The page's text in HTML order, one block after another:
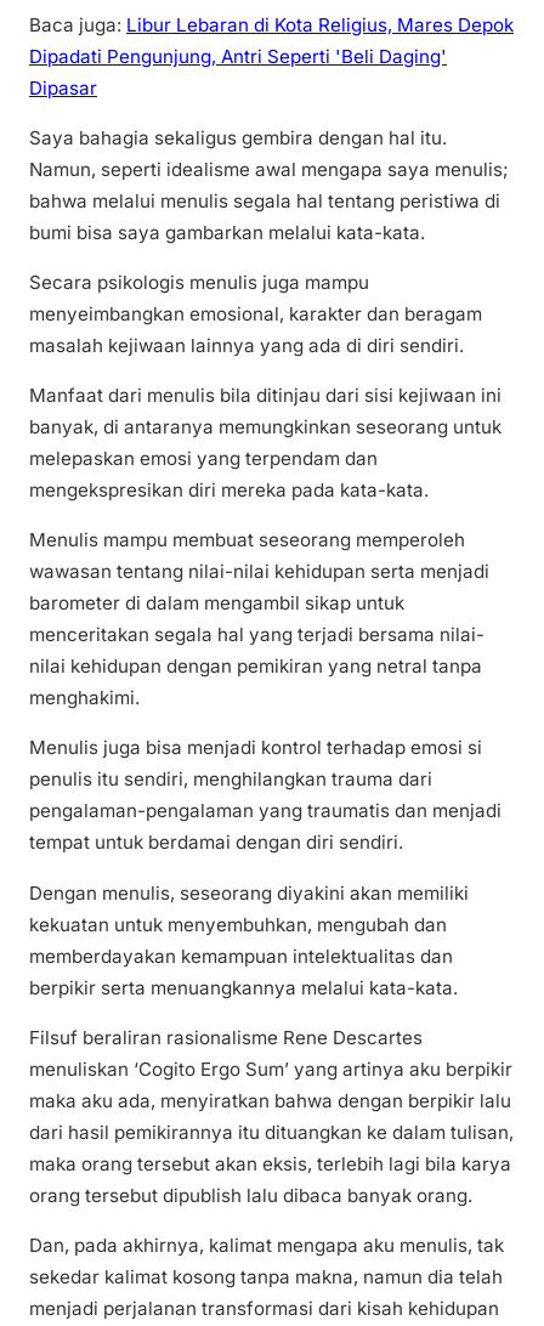
Baca juga: Libur Lebaran di Kota Religius, Mares Depok
Dipadati Pengunjung, Antri Seperti 'Beli Daging'
Dipasar
Saya bahagia sekaligus gembira dengan hal itu.
Namun, seperti idealisme awal mengapa saya menulis;
bahwa melalui menulis segala hal tentang peristiwa di
bumi bisa saya gambarkan melalui kata-kata.
Secara psikologis menulis juga mampu
menyeimbangkan emosional, karakter dan beragam
masalah kejiwaan lainnya yang ada di diri sendiri.
Manfaat dari menulis bila ditinjau dari sisi kejiwaan ini
banyak, di antaranya memungkinkan seseorang untuk
melepaskan emosi yang terpendam dan
mengekspresikan diri mereka pada kata-kata.
Menulis mampu membuat seseorang memperoleh
wawasan tentang nilai-nilai kehidupan serta menjadi
barometer di dalam mengambil sikap untuk
menceritakan segala hal yang terjadi bersama nilai-
nilai kehidupan dengan pemikiran yang netral tanpa
menghakimi.
Menulis juga bisa menjadi kontrol terhadap emosi si
penulis itu sendiri, menghilangkan trauma dari
pengalaman-pengalaman yang traumatis dan menjadi
tempat untuk berdamai dengan diri sendiri.
Dengan menulis, seseorang diyakini akan memiliki
kekuatan untuk menyembuhkan, mengubah dan
memberdayakan kemampuan intelektualitas dan
berpikir serta menuangkannya melalui kata-kata.
Filsuf beraliran rasionalisme Rene Descartes
menuliskan ‘Cogito Ergo Sum’ yang artinya aku berpikir
maka aku ada, menyiratkan bahwa dengan berpikir lalu
dari hasil pemikirannya itu dituangkan ke dalam tulisan,
maka orang tersebut akan eksis, terlebih lagi bila karya
orang tersebut dipublish lalu dibaca banyak orang.
Dan, pada akhirnya, kalimat mengapa aku menulis, tak
sekedar kalimat kosong tanpa makna, namun dia telah
menjadi perjalanan transformasi dari kisah kehidupan